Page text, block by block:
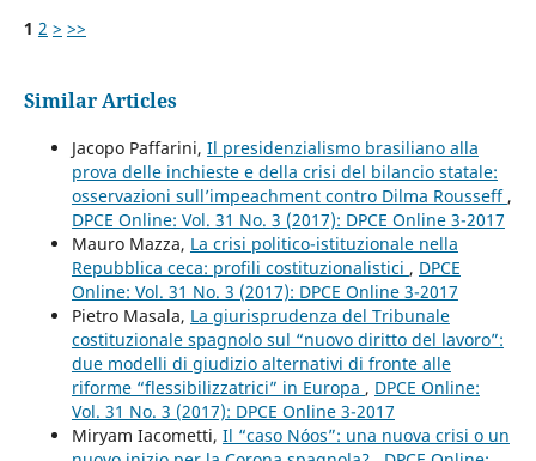
1 2 > >>
Similar Articles
Jacopo Paffarini, Il presidenzialismo brasiliano alla
prova delle inchieste e della crisi del bilancio statale:
osservazioni sull’impeachment contro Dilma Rousseff ,
DPCE Online: Vol. 31 No. 3 (2017): DPCE Online 3-2017
Mauro Mazza, La crisi politico-istituzionale nella
Repubblica ceca: profili costituzionalistici , DPCE
Online: Vol. 31 No. 3 (2017): DPCE Online 3-2017
Pietro Masala, La giurisprudenza del Tribunale
costituzionale spagnolo sul “nuovo diritto del lavoro”:
due modelli di giudizio alternativi di fronte alle
riforme “flessibilizzatrici” in Europa , DPCE Online:
Vol. 31 No. 3 (2017): DPCE Online 3-2017
Miryam Iacometti, Il “caso Nóos”: una nuova crisi o un